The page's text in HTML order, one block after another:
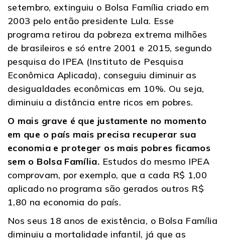
setembro, extinguiu o Bolsa Família criado em
2003 pelo então presidente Lula. Esse
programa retirou da pobreza extrema milhões
de brasileiros e só entre 2001 e 2015, segundo
pesquisa do IPEA (Instituto de Pesquisa
Econômica Aplicada), conseguiu diminuir as
desigualdades econômicas em 10%. Ou seja,
diminuiu a distância entre ricos em pobres.
O mais grave é que justamente no momento
em que o país mais precisa recuperar sua
economia e proteger os mais pobres ficamos
sem o Bolsa Família. Estudos do mesmo IPEA
comprovam, por exemplo, que a cada R$ 1,00
aplicado no programa são gerados outros R$
1,80 na economia do país.
Nos seus 18 anos de existência, o Bolsa Família
diminuiu a mortalidade infantil, já que as